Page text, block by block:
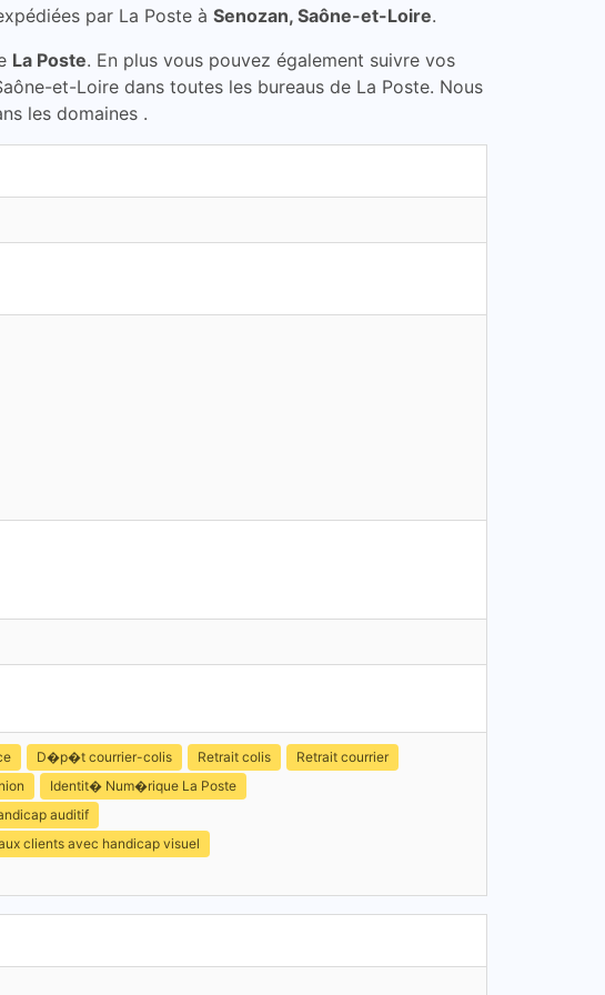
par La Poste à Senozan, Saône-et-Loire.
La Poste. En plus vous pouvez également suivre vos
et-Loire dans toutes les bureaus de La Poste. Nous
les domaines .
D�p�t courrier-colis Retrait colis
Retrait courrier
Identit� Num�rique La Poste
auditif
clients avec handicap visuel